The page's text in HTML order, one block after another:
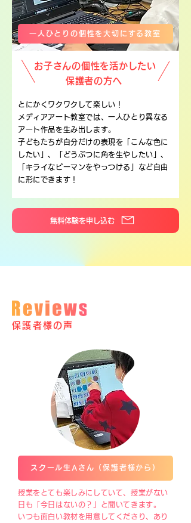
一人ひとりの個性を大切にする教室
お子さんの個性を活かしたい
保護者の方へ
とにかくワクワクして楽しい！
メディアアート教室では、一人ひとり異なる
アート作品を生み出します。
子どもたちが自分だけの表現を「こんな色に
したい」、「どうぶつに角を生やしたい」、
「キライなピーマンをやっつける」など自由
に形にできます！
無料体験を申し込む
保護者様の声
スクール生Aさん（保護者様から）
授業をとても楽しみにしていて、授業がない
日も「今日はないの？」と聞いてきます。
いつも面白い教材を用意してくださり、あり